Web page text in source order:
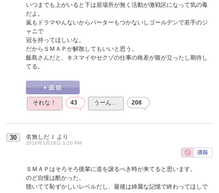
いつまでも上がいると下は居場所が無く活動が激戦区になって気の毒
だよ。
嵐もドラマやんないからバーターもつかないしゴールデンで若手のジ
ャニで
冠を持ってほしいな。
だからＳＭＡＰが解散してもいいと思う。
飯島さんだと、キスマイやセクゾの仕事の格差が腹が立ったし期待し
てる。
それな！ 43 うーん… 208
30 名無しだＪ より
2016年1月18日 1:20 PM
ＳＭＡＰはそろそろ後輩に道を譲るべき時が来てると思います。
のど自慢は酷かった。
聴いてて恥ずかしいレベルだし、最後は綺麗な記憶で終わってほしで